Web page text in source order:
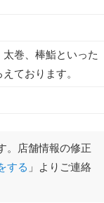
巻、棒鮨といった
ております。
。店舗情報の修正
する 」よりご連絡